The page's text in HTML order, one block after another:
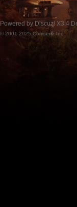
Powered by Discuz! X3.4
© 2001-2025 Comsenz Inc.